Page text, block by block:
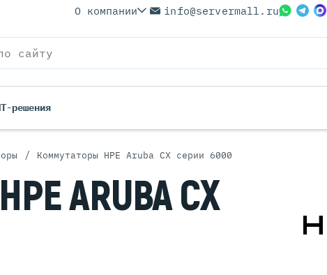
Серверы
Серверы
Серверы Lenovo
Серверы XFusion
О компании info@servermall.ru
решения
/ Коммутаторы HPE Aruba CX серии 6000
HPE ARUBA CX